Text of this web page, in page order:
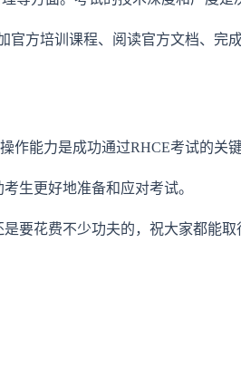
方培训课程、阅读官方文档、完
能力是成功通过RHCE考试的关键
生更好地准备和应对考试。
要花费不少功夫的，祝大家都能取